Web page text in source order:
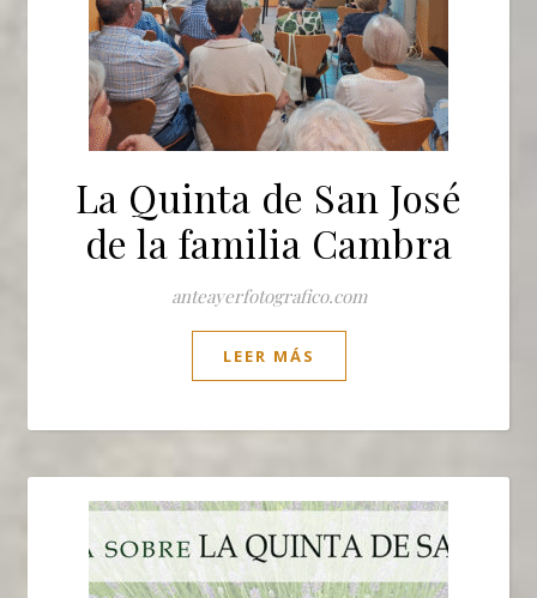
La Quinta de San José
de la familia Cambra
anteayerfotografico.com
LEER MÁS